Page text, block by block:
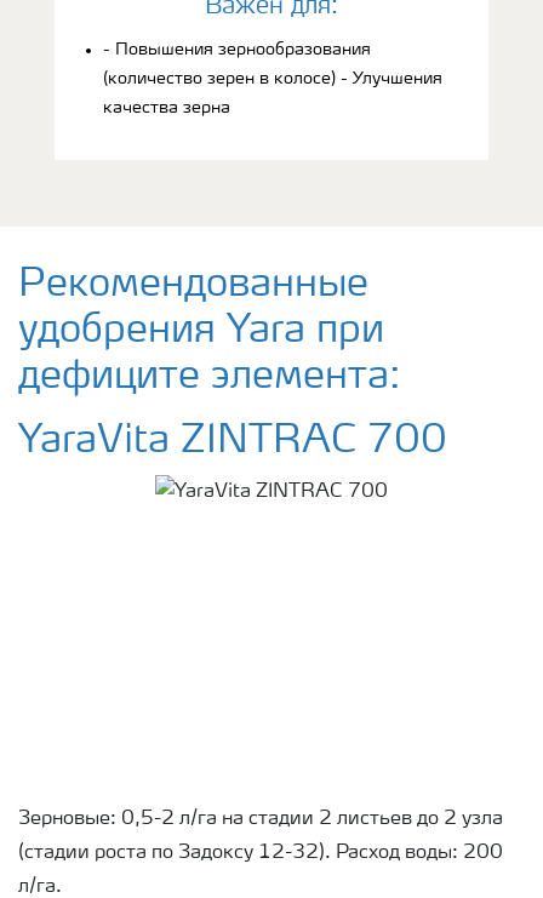
Bажен для:
- Повышения зернообразования
(количество зерен в колосе) - Улучшения
качества зерна
Рекомендованные
удобрения Yara при
дефиците элемента:
YaraVita ZINTRAC 700
Зерновые: 0,5-2 л/га на стадии 2 листьев до 2 узла
(стадии роста по Задоксу 12-32). Расход воды: 200
л/га.